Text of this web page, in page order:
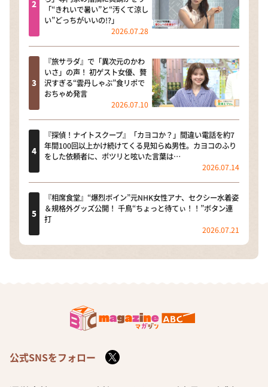
ぺこぱのまるスポ
「“きれいで暑い”と“汚くて涼し
い”どっちがいいの!?」
2026.07.28
『旅サラダ』で「異次元のかわ
いさ」の声！ 初ゲスト女優、贅
沢すぎる“雲丹しゃぶ”食リポで
おちゃめ発言
2026.07.10
『探偵！ナイトスクープ』「カヨコか？」間違い電話を約7
年間100回以上かけ続けてくる見知らぬ男性。カヨコのふり
をした依頼者に、ポツリと呟いた言葉は…
2026.07.14
『相席食堂』“爆烈ボイン”元NHK女性アナ、セクシー水着姿
＆規格外グッズ公開！ 千鳥“ちょっと待てぃ！！”ボタン連
打
2026.07.21
公式SNSをフォロー